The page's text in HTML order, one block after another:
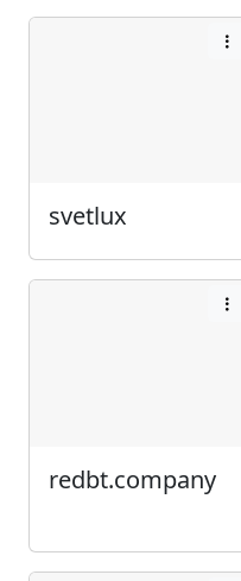
svetlux
redbt.company